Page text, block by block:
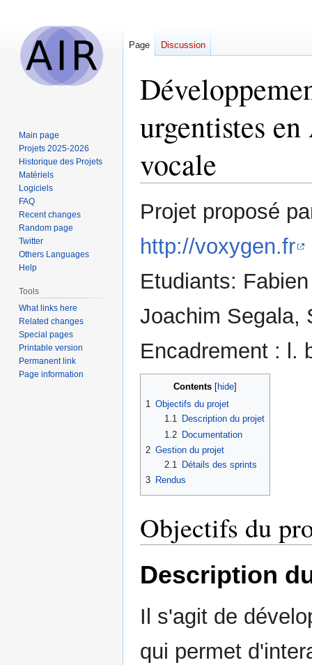
urgentistes
vocale
Jump
to
Jump
to
Projet proposé
http://voxygen.fr
Etudiants:
Joachim Segala,
Encadrement : l.
Contents
1 Objectifs du projet
1.1
Description du projet
1.2
Documentation
2 Gestion du projet
2.1
Détails des sprints
3 Rendus
Objectifs du
Description
Il s'agit de
qui permet
Page Discussion
Main page
Projets 2025-2026
Historique des Projets
Matériels
Logiciels
FAQ
Recent changes
Random page
Twitter
Others Languages
Help
Tools
What links here
Related changes
Special pages
Printable version
Permanent link
Page information